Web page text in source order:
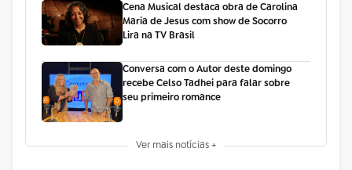
Cena Musical destaca obra de Carolina
Maria de Jesus com show de Socorro
Lira na TV Brasil
Conversa com o Autor deste domingo
recebe Celso Tadhei para falar sobre
seu primeiro romance
Ver mais notícias +